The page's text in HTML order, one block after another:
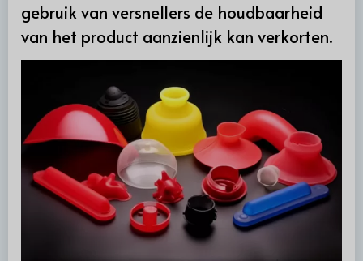
gebruik van versnellers de houdbaarheid
van het product aanzienlijk kan verkorten.